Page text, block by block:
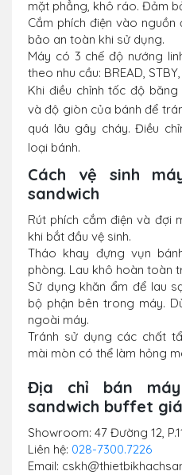
mặt phẳng, khô ráo. Đảm
Cắm phích điện vào nguồn
bảo an toàn khi sử dụng.
Máy có 3 chế độ nướng
theo nhu cầu: BREAD, STBY,
Khi điều chỉnh tốc độ
và độ giòn của bánh để
quá lâu gây cháy. Điều
loại bánh.
Cách vệ sinh
sandwich
Rút phích cắm điện và đợi
khi bắt đầu vệ sinh.
Tháo khay đựng vụn
phòng. Lau khô hoàn toàn
Sử dụng khăn ẩm để lau
bộ phận bên trong máy.
ngoài máy.
Tránh sử dụng các chất
mài mòn có thể làm hỏng
Địa chỉ bán
sandwich buffet
Showroom: 47 Đường 12,
Liên hệ: 028-7300.7226
Email: